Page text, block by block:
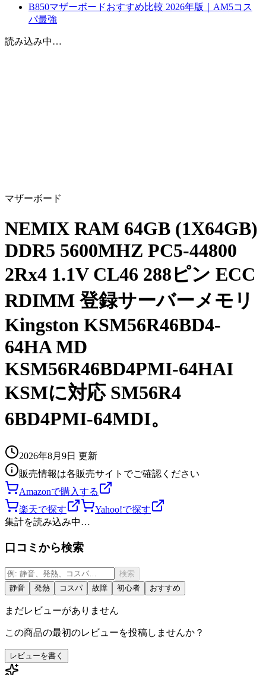
B850マザーボードおすすめ比較 2026年版｜AM5コス
パ最強
読み込み中…
マザーボード
NEMIX RAM 64GB (1X64GB)
DDR5 5600MHZ PC5-44800
2Rx4 1.1V CL46 288ピン ECC
RDIMM 登録サーバーメモリ
Kingston KSM56R46BD4-
64HA MD
KSM56R46BD4PMI-64HAI
KSMに対応 SM56R4
6BD4PMI-64MDI。
2026年8月9日 更新
販売情報は各販売サイトでご確認ください
Amazonで購入する
楽天で探す
Yahoo!で探す
集計を読み込み中…
口コミから検索
検索
静音
発熱 コスパ 故障 初心者 おすすめ
まだレビューがありません
この商品の最初のレビューを投稿しませんか？
レビューを書く